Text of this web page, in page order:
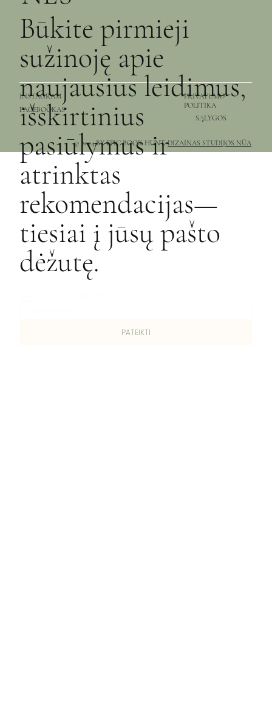
PRIVATUMO
POLITIKA
SĄLYGOS
© 2024 BY EPIC BOOK HUNT.DIZAINAS STUDIJOS NŪA
INSTAGRAM
FACEBOOKAS
Būkite pirmieji
sužinoję apie
naujausius leidimus,
išskirtinius
pasiūlymus ir
atrinktas
rekomendacijas—
tiesiai į jūsų pašto
dėžutę.
PATEIKTI